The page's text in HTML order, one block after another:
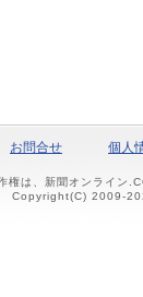
お問合せ 個人
は、新聞オンライン
Copyright(C) 2009-